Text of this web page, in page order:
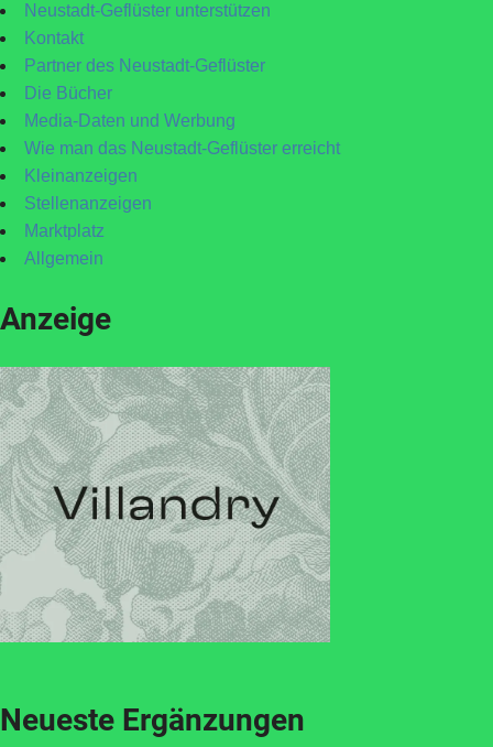
Neustadt-Geflüster unterstützen
Kontakt
Partner des Neustadt-Geflüster
Die Bücher
Media-Daten und Werbung
Wie man das Neustadt-Geflüster erreicht
Kleinanzeigen
Stellenanzeigen
Marktplatz
Allgemein
Anzeige
Neueste Ergänzungen